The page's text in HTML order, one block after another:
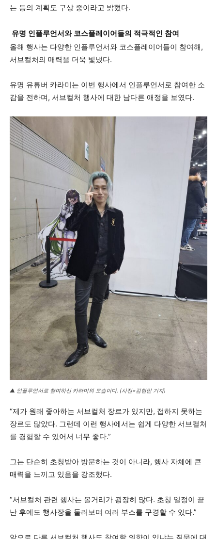
는 등의 계획도 구상 중이라고 밝혔다.
유명 인플루언서와 코스플레이어들의 적극적인 참여
올해 행사는 다양한 인플루언서와 코스플레이어들이 참여해,
서브컬처의 매력을 더욱 빛냈다.
유명 유튜버 카라미는 이번 행사에서 인플루언서로 참여한 소
감을 전하며, 서브컬처 행사에 대한 남다른 애정을 보였다.
▲ 인플루언서로 참여하신 카라미의 모습이다. (사진=김현민 기자)
“제가 원래 좋아하는 서브컬처 장르가 있지만, 접하지 못하는
장르도 많았다. 그런데 이런 행사에서는 쉽게 다양한 서브컬처
를 경험할 수 있어서 너무 좋다.”
그는 단순히 초청받아 방문하는 것이 아니라, 행사 자체에 큰
매력을 느끼고 있음을 강조했다.
“서브컬처 관련 행사는 볼거리가 굉장히 많다. 초청 일정이 끝
난 후에도 행사장을 둘러보며 여러 부스를 구경할 수 있다.”